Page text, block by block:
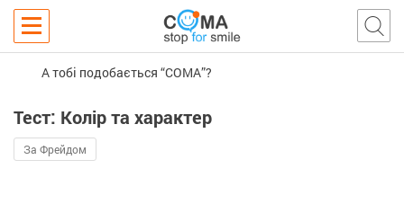
А тобі подобається “COMA”?
Тест: Колір та характер
За Фрейдом